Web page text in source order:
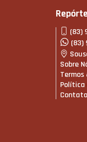
(83)
(83)
Sobre
Termos
Política
Contato